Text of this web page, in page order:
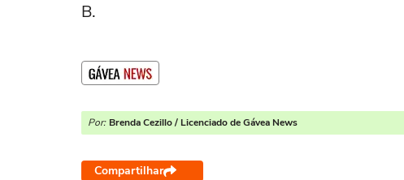
B.
Por: Brenda Cezillo / Licenciado de Gávea News
Compartilhar